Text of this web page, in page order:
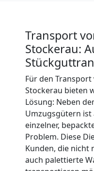
Transport
Stockerau:
Für den
Stockerau bieten
Lösung: Neben
Umzugsgütern
einzelner,
Problem. Diese
Kunden, die nicht
auch palettierte
Tragehilfe
Feldkirch
Kleiner
Umzug
Feldkirch